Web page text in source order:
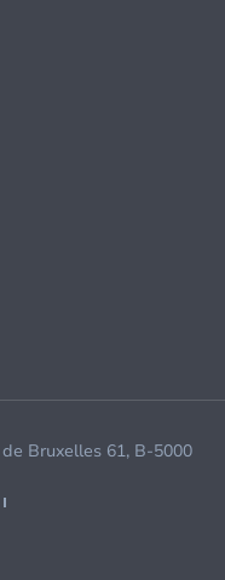
Bruxelles 61, B-5000